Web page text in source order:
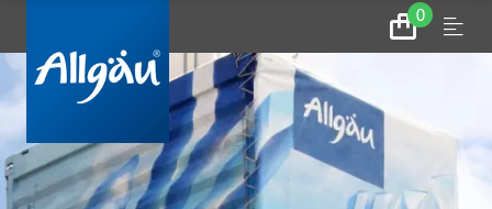
0
Zum
Warenkorb
Menu